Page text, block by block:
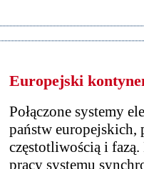
Europejski
Połączone systemy
państw europejskich,
częstotliwością i
pracy systemu